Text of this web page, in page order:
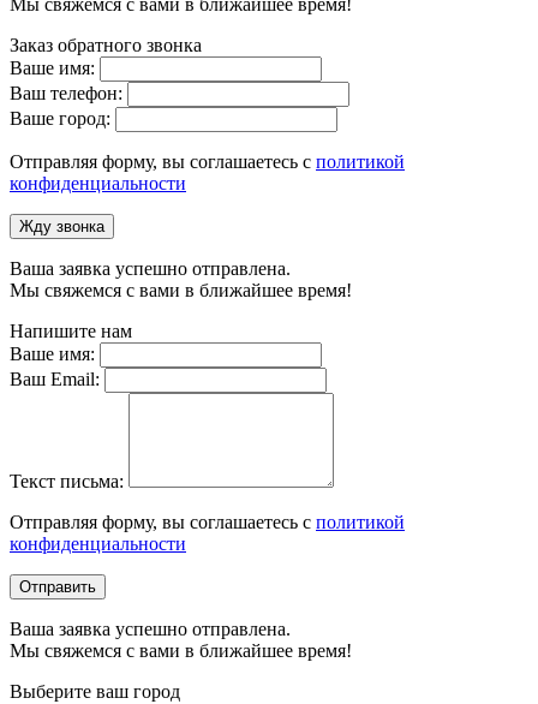
Мы свяжемся с вами в ближайшее время!
Заказ обратного звонка
Ваше имя:
Ваш телефон:
Ваше город:
Отправляя форму, вы соглашаетесь с политикой
конфиденциальности
Жду звонка
Ваша заявка успешно отправлена.
Мы свяжемся с вами в ближайшее время!
Напишите нам
Ваше имя:
Ваш Email:
Текст письма:
Отправляя форму, вы соглашаетесь с политикой
конфиденциальности
Отправить
Ваша заявка успешно отправлена.
Мы свяжемся с вами в ближайшее время!
Выберите ваш город